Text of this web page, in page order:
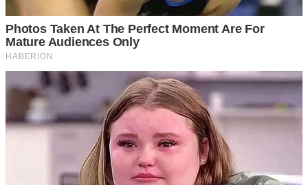
ขิงเริ่มต้นด้วยการคั้นขิงแก่ครึ่งถ้วย และนำไปต้มกับน้ำสะอาด
นำมากรองด้วยผ้าขาวบาง สามารถดื่มได้วันละ 3 เวลา เพื่อเพิ่ม
ความสดชื่นให้กับร่างกาย และทำให้มีแรงมากขึ้น อีกทั้ง
เป็นการป้องกันร่างกายให้ห่างไกลจากหวัดได้
ด้วยสูตรเครื่องดื่มสมุนไพรต่างๆเหล่านี้ สามารถทำได้เองไม่ย า
ก จะทำเก็บไว้เพื่อดื่มก็ได้ แต่ก็ไม่ควรทำไว้มากจนเกินไป การ
เสียเวลาเพื่อทำใหม่ๆ จะได้รสชาติ และประโยชน์ที่ดีกว่ามาก